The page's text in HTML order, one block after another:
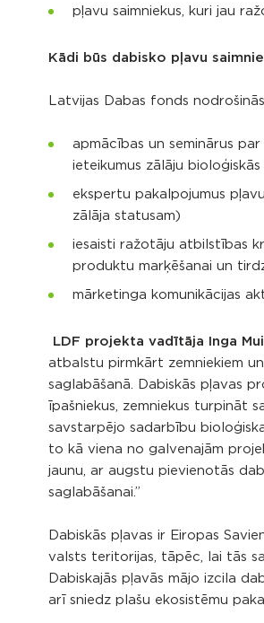
pļavu saimniekus, kuri jau
Kādi būs dabisko pļavu
Latvijas Dabas fonds
apmācības un seminārus
ieteikumus zālāju
ekspertu pakalpojumus
zālāja statusam)
iesaisti ražotāju atbilstības
produktu marķēšanai un
mārketinga komunikācijas
LDF projekta vadītāja Inga
atbalstu pirmkārt zemniekiem
saglabāšanā. Dabiskās pļavas
īpašniekus, zemniekus turpināt
savstarpējo sadarbību
to kā viena no galvenajām
jaunu, ar augstu pievienotās
saglabāšanai.”
Dabiskās pļavas ir Eiropas
valsts teritorijas, tāpēc, lai tās
Dabiskajās pļavās mājo izcila
arī sniedz plašu ekosistēmu